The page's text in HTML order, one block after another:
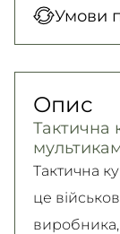
150
300
карткою у
Детальніше
Умови
Детально
читайте на
Опис
Тактична
Тактична
це
виробника,